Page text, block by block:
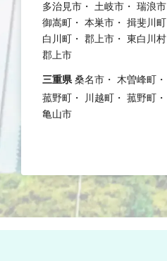
多治見市
土岐市 瑞浪市
御嵩町
本巣市 揖斐川町
白川町
郡上市 東白川村
郡上市
三重県 桑名市 木曽峰町
菰野町
川越町 菰野町
亀山市